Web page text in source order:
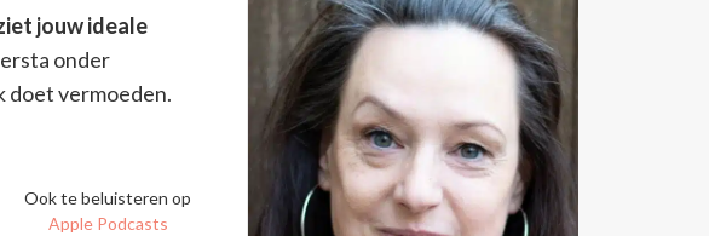
jouw ideale
onder
doet vermoeden.
Ook te beluisteren op
Apple Podcasts